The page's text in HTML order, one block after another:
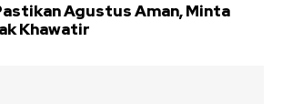
Agustus Aman, Minta
Khawatir